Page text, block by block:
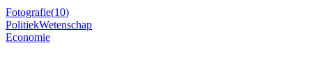
Fotografie(10)
PolitiekWetenschap
Economie